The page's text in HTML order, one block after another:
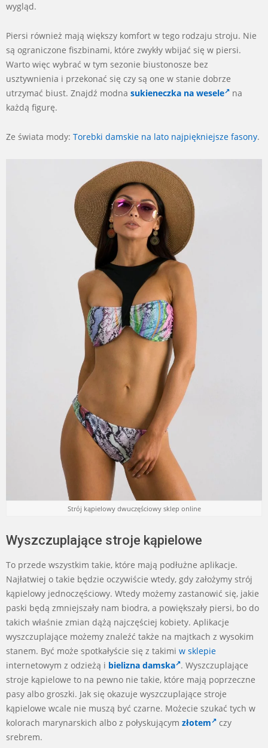
wygląd.
Piersi również mają większy komfort w tego rodzaju stroju. Nie
są ograniczone fiszbinami, które zwykły wbijać się w piersi.
Warto więc wybrać w tym sezonie biustonosze bez
usztywnienia i przekonać się czy są one w stanie dobrze
utrzymać biust. Znajdź modna sukieneczka na wesele
na
każdą figurę.
Ze świata mody: Torebki damskie na lato najpiękniejsze fasony.
Strój kąpielowy dwuczęściowy sklep online
Wyszczuplające stroje kąpielowe
To przede wszystkim takie, które mają podłużne aplikacje.
Najłatwiej o takie będzie oczywiście wtedy, gdy założymy strój
kąpielowy jednoczęściowy. Wtedy możemy zastanowić się, jakie
paski będą zmniejszały nam biodra, a powiększały piersi, bo do
takich właśnie zmian dążą najczęściej kobiety. Aplikacje
wyszczuplające możemy znaleźć także na majtkach z wysokim
stanem. Być może spotkałyście się z takimi w sklepie
internetowym z odzieżą i bielizna damska . Wyszczuplające
stroje kąpielowe to na pewno nie takie, które mają poprzeczne
pasy albo groszki. Jak się okazuje wyszczuplające stroje
kąpielowe wcale nie muszą być czarne. Możecie szukać tych w
kolorach marynarskich albo z połyskującym złotem
czy
srebrem.